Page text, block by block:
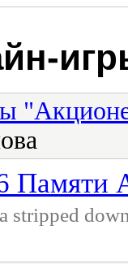
Памяти
stripped